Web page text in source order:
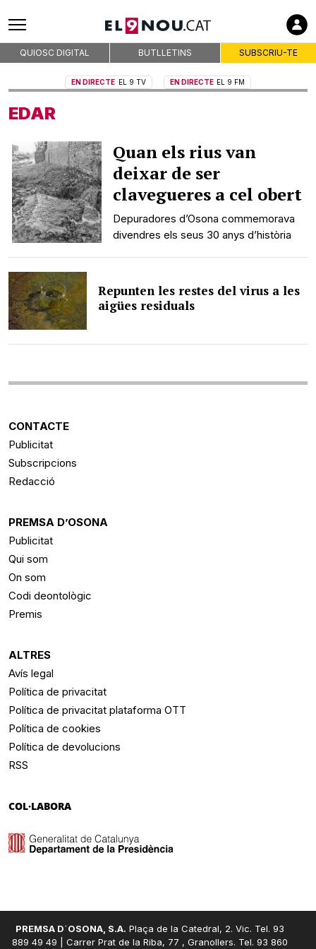
Premsa d'Osona
Publicitat
Qui som
On som
Codi deontològic
Contacte
Avís legal
Política de privacitat
Política de cookies
RSS
QUIOSC DIGITAL BUTLLETINS SUBSCRIU-TE
EN DIRECTE EL 9 TV EN DIRECTE EL 9 FM
EDAR
Quan els rius van
deixar de ser
clavegueres a cel obert
Depuradores d’Osona commemorava
divendres els seus 30 anys d’història
Repunten les restes del virus a les
aigües residuals
CONTACTE
Publicitat
Subscripcions
Redacció
PREMSA D’OSONA
Publicitat
Qui som
On som
Codi deontològic
Premis
ALTRES
Avís legal
Política de privacitat
Política de privacitat plataforma OTT
Política de cookies
Política de devolucions
RSS
COL·LABORA
PREMSA D´OSONA, S.A. Plaça de la Catedral, 2. Vic. Tel. 93
889 49 49 | Carrer Prat de la Riba, 77 , Granollers. Tel. 93 860